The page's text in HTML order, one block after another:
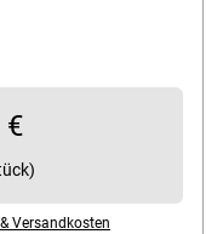
€
Versandkosten